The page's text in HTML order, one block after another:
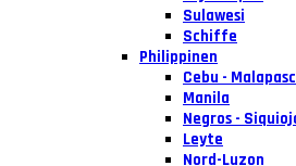
Sulawesi
Schiffe
Philippinen
Cebu -
Manila
Negros -
Leyte
Nord-Luzon